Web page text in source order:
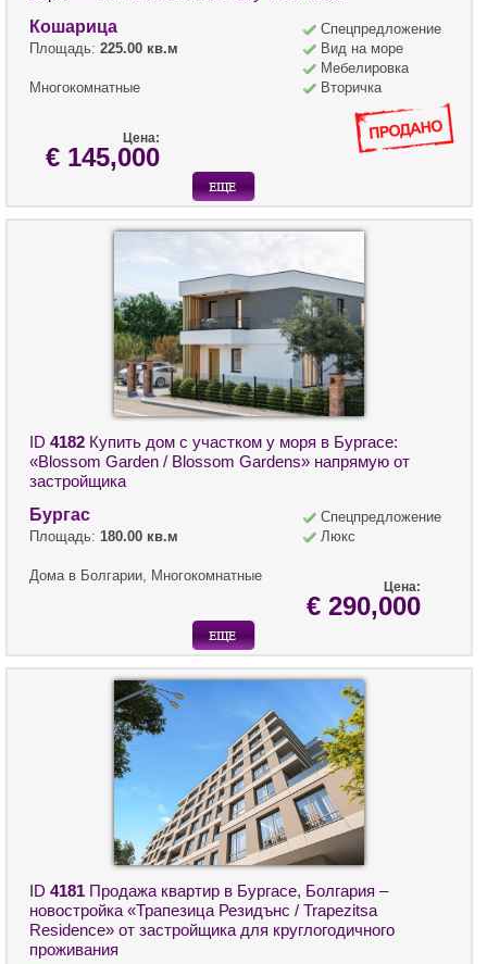
Кошарица
Площадь: 225.00 кв.м
Многокомнатные
Спецпредложение
Вид на море
Мебелировка
Вторичка
Цена:
€ 145,000
ID 4182 Купить дом с участком у моря в Бургасе:
«Blossom Garden / Blossom Gardens» напрямую от
застройщика
Бургас
Площадь: 180.00 кв.м
Дома в Болгарии, Многокомнатные
Спецпредложение
Люкс
Цена:
€ 290,000
ID 4181 Продажа квартир в Бургасе, Болгария –
новостройка «Трапезица Резидънс / Trapezitsa
Residence» от застройщика для круглогодичного
проживания